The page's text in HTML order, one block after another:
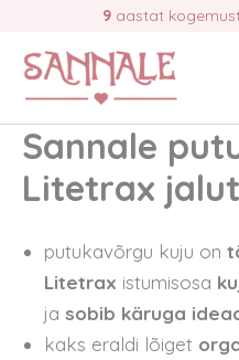
content
9 aastat
Sannale
Litetrax
putukavõrgu kuju on
Litetrax istumisosa
ja sobib käruga
kaks eraldi lõiget